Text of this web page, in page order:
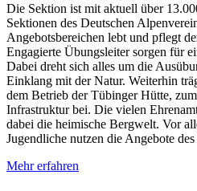
Die Sektion ist mit aktuell über
Sektionen des Deutschen
Angebotsbereichen lebt und pflegt
Engagierte Übungsleiter sorgen für
Dabei dreht sich alles um die
Einklang mit der Natur. Weiterhin
dem Betrieb der Tübinger Hütte,
Infrastruktur bei. Die vielen
dabei die heimische Bergwelt. Vor
Jugendliche nutzen die Angebote des
Mehr erfahren